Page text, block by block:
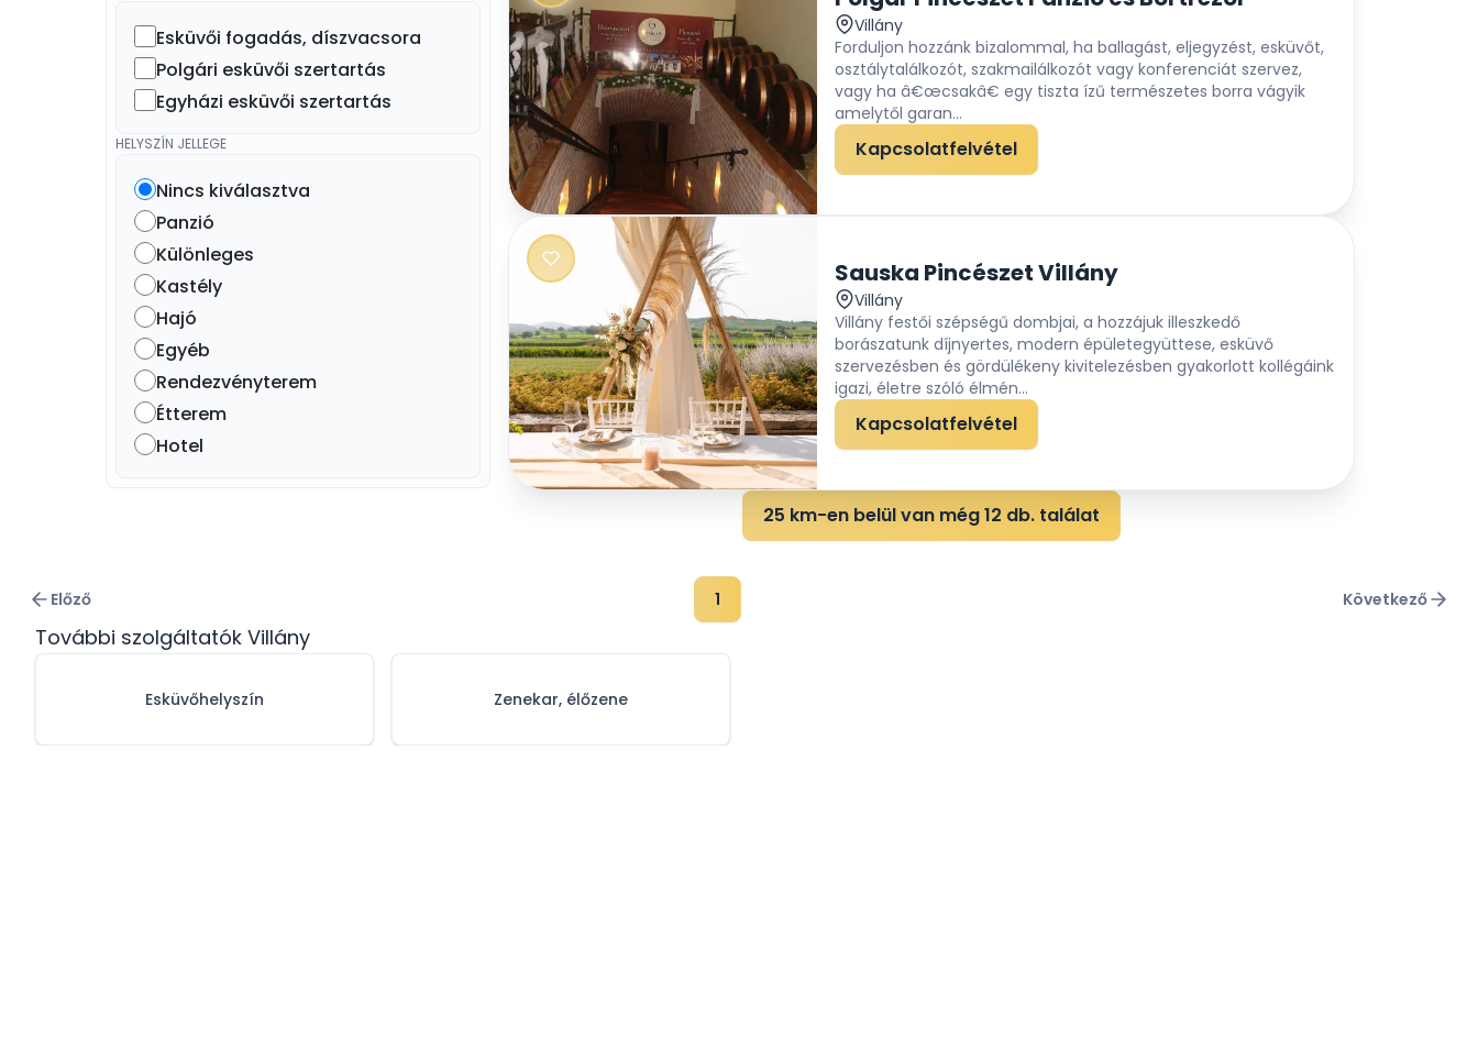
Esküvői fogadás, díszvacsora
Polgári esküvői szertartás
Egyházi esküvői szertartás
HELYSZÍN JELLEGE
Nincs kiválasztva
Panzió
Különleges
Kastély
Hajó
Egyéb
Rendezvényterem
Étterem
Hotel
Villány
Forduljon hozzánk bizalommal, ha ballagást, eljegyzést, esküvőt,
osztálytalálkozót, szakmailálkozót vagy konferenciát szervez,
vagy ha â€œcsakâ€ egy tiszta ízű természetes borra vágyik
amelytől garan...
Kapcsolatfelvétel
Sauska Pincészet Villány
Villány
Villány festői szépségű dombjai, a hozzájuk illeszkedő
borászatunk díjnyertes, modern épületegyüttese, esküvő
szervezésben és gördülékeny kivitelezésben gyakorlott kollégáink
igazi, életre szóló élmén...
Kapcsolatfelvétel
25 km-en belül van még 12 db. találat
Előző 1 Következő
További szolgáltatók Villány
Esküvőhelyszín Zenekar, élőzene